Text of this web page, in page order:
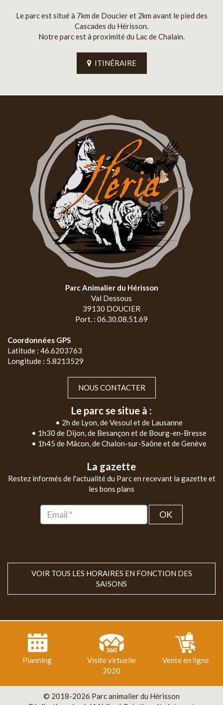
Le parc est situé à 7km de Doucier et 2km avant le pied des
Cascades du Hérisson.
Notre parc est à proximité du Lac de Chalain.
ITINÉRAIRE
Parc Animalier du Hérisson
Val Dessous
39130 DOUCIER
Port. : 06.30.08.51.69
Coordonnées GPS
Latitude : 46.6203763
Longitude : 5.8213529
NOUS CONTACTER
Le parc se situe à :
• 2h de Lyon, de Vesoul et de Lausanne
• 1h30 de Dijon, de Besançon et de Bourg-en-Bresse
• 1h45 de Mâcon, de Chalon-sur-Saône et de Genève
La gazette
Restez informés de l'actualité du Parc en recevant la gazette et
les bons plans
OK
VOIR TOUS LES HORAIRES EN FONCTION DES
SAISONS
Planning
Visite virtuelle
2020
Vente en ligne
© 2018-2026 Parc animalier du Hérisson